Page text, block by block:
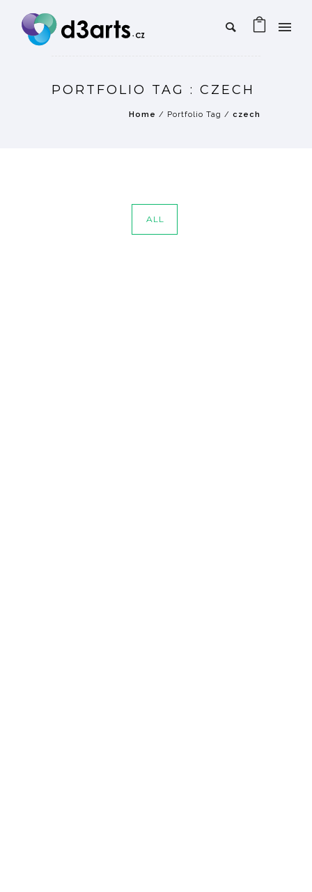
PORTFOLIO TAG : CZECH
Home / Portfolio Tag / czech
ALL